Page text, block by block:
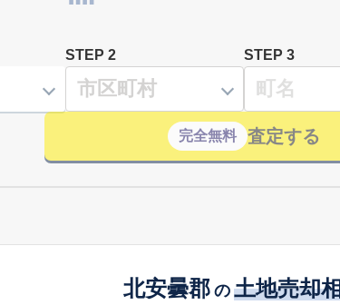
STEP 2 STEP 3
完全無料 査定する
北安曇郡 の 土地売却